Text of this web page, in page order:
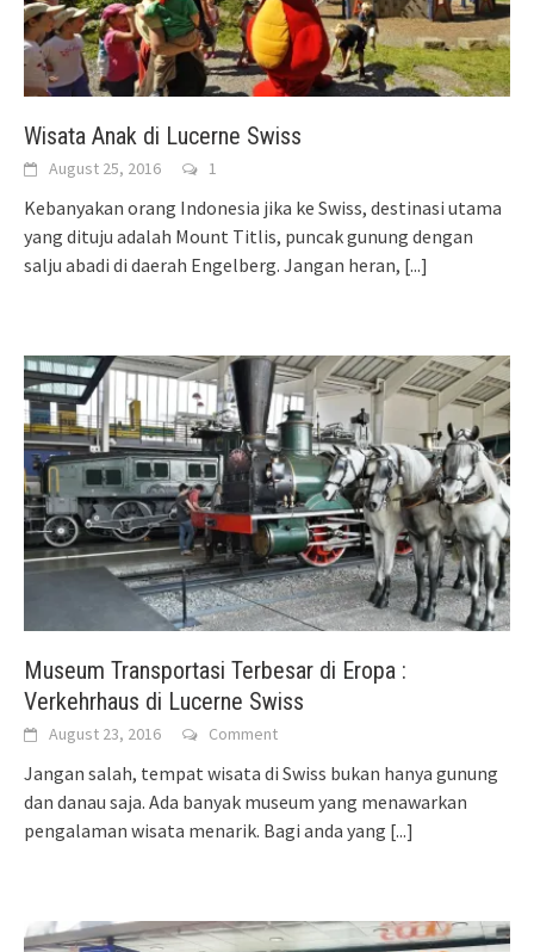
Wisata Anak di Lucerne Swiss
August 25, 2016 1
Kebanyakan orang Indonesia jika ke Swiss, destinasi utama
yang dituju adalah Mount Titlis, puncak gunung dengan
salju abadi di daerah Engelberg. Jangan heran, [...]
Museum Transportasi Terbesar di Eropa :
Verkehrhaus di Lucerne Swiss
August 23, 2016 Comment
Jangan salah, tempat wisata di Swiss bukan hanya gunung
dan danau saja. Ada banyak museum yang menawarkan
pengalaman wisata menarik. Bagi anda yang [...]